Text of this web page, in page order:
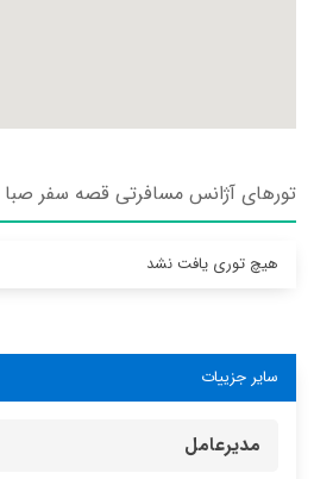
تورهای آژانس مسافرتی قصه سفر صبا
هیچ توری یافت نشد
سایر جزییات
مدیرعامل